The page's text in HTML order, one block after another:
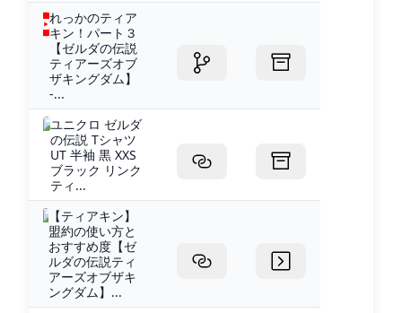
れっかのティア
キン！パート３
【ゼルダの伝説
ティアーズオブ
ザキングダム】
-...
ユニクロ ゼルダ
の伝説 Tシャツ
UT 半袖 黒 XXS
ブラック リンク
ティ...
【ティアキン】
盟約の使い方と
おすすめ度【ゼ
ルダの伝説ティ
アーズオブザキ
ングダム】...